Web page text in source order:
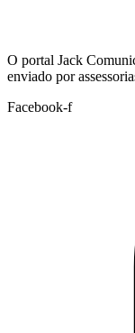
O portal Jack
enviado por
Facebook-f